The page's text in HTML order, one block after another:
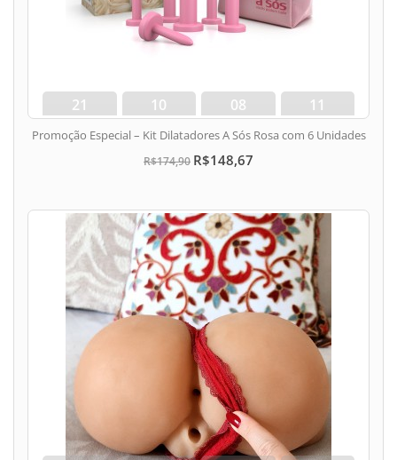
21
dias
10
hora
08
min
10
seg
Promoção Especial – Kit Dilatadores A Sós Rosa com 6 Unidades
R$174,90 R$148,67